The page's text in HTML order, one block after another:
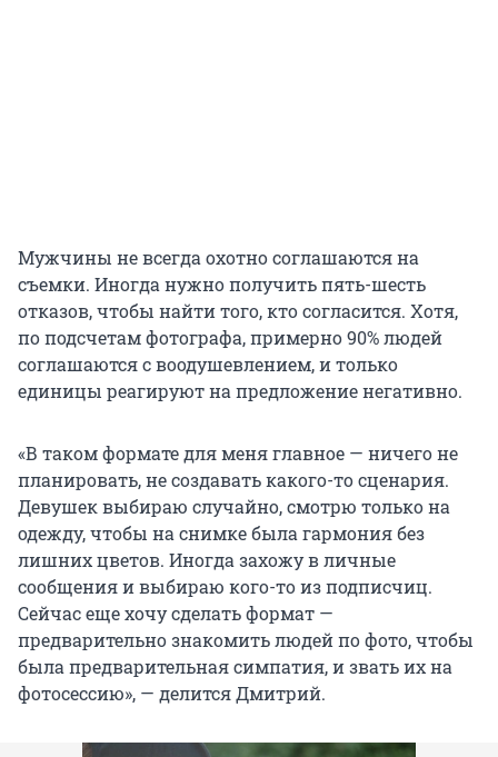
Мужчины не всегда охотно соглашаются на
съемки. Иногда нужно получить пять-шесть
отказов, чтобы найти того, кто согласится. Хотя,
по подсчетам фотографа, примерно 90% людей
соглашаются с воодушевлением, и только
единицы реагируют на предложение негативно.
«В таком формате для меня главное — ничего не
планировать, не создавать какого-то сценария.
Девушек выбираю случайно, смотрю только на
одежду, чтобы на снимке была гармония без
лишних цветов. Иногда захожу в личные
сообщения и выбираю кого-то из подписчиц.
Сейчас еще хочу сделать формат —
предварительно знакомить людей по фото, чтобы
была предварительная симпатия, и звать их на
фотосессию», — делится Дмитрий.